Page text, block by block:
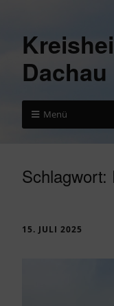
Dachau
Menü
Schlagwort:
15. JULI 2025